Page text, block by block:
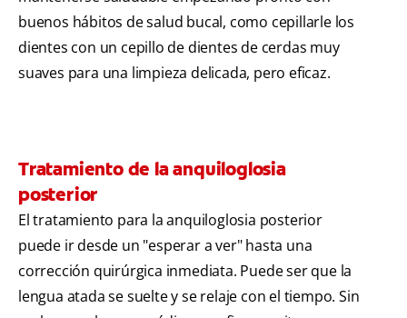
buenos hábitos de salud bucal, como cepillarle los
dientes con un cepillo de dientes de cerdas muy
suaves para una limpieza delicada, pero eficaz.
Tratamiento de la anquiloglosia
posterior
El tratamiento para la anquiloglosia posterior
puede ir desde un "esperar a ver" hasta una
corrección quirúrgica inmediata. Puede ser que la
lengua atada se suelte y se relaje con el tiempo. Sin